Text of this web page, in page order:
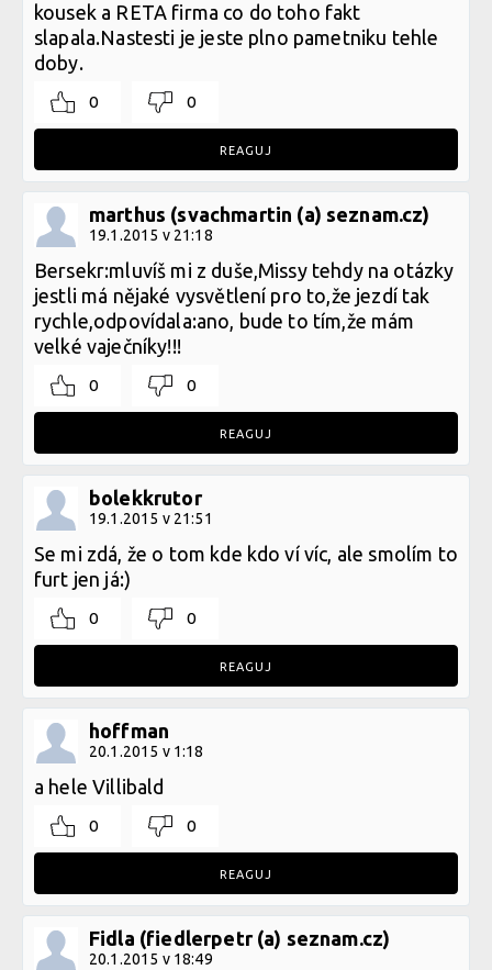
kousek a RETA firma co do toho fakt
slapala.Nastesti je jeste plno pametniku tehle
doby.
0 0
REAGUJ
marthus (svachmartin (a) seznam.cz)
19.1.2015 v 21:18
Bersekr:mluvíš mi z duše,Missy tehdy na otázky
jestli má nějaké vysvětlení pro to,že jezdí tak
rychle,odpovídala:ano, bude to tím,že mám
velké vaječníky!!!
0 0
REAGUJ
bolekkrutor
19.1.2015 v 21:51
Se mi zdá, že o tom kde kdo ví víc, ale smolím to
furt jen já:)
0 0
REAGUJ
hoffman
20.1.2015 v 1:18
a hele Villibald
0 0
REAGUJ
Fidla (fiedlerpetr (a) seznam.cz)
20.1.2015 v 18:49